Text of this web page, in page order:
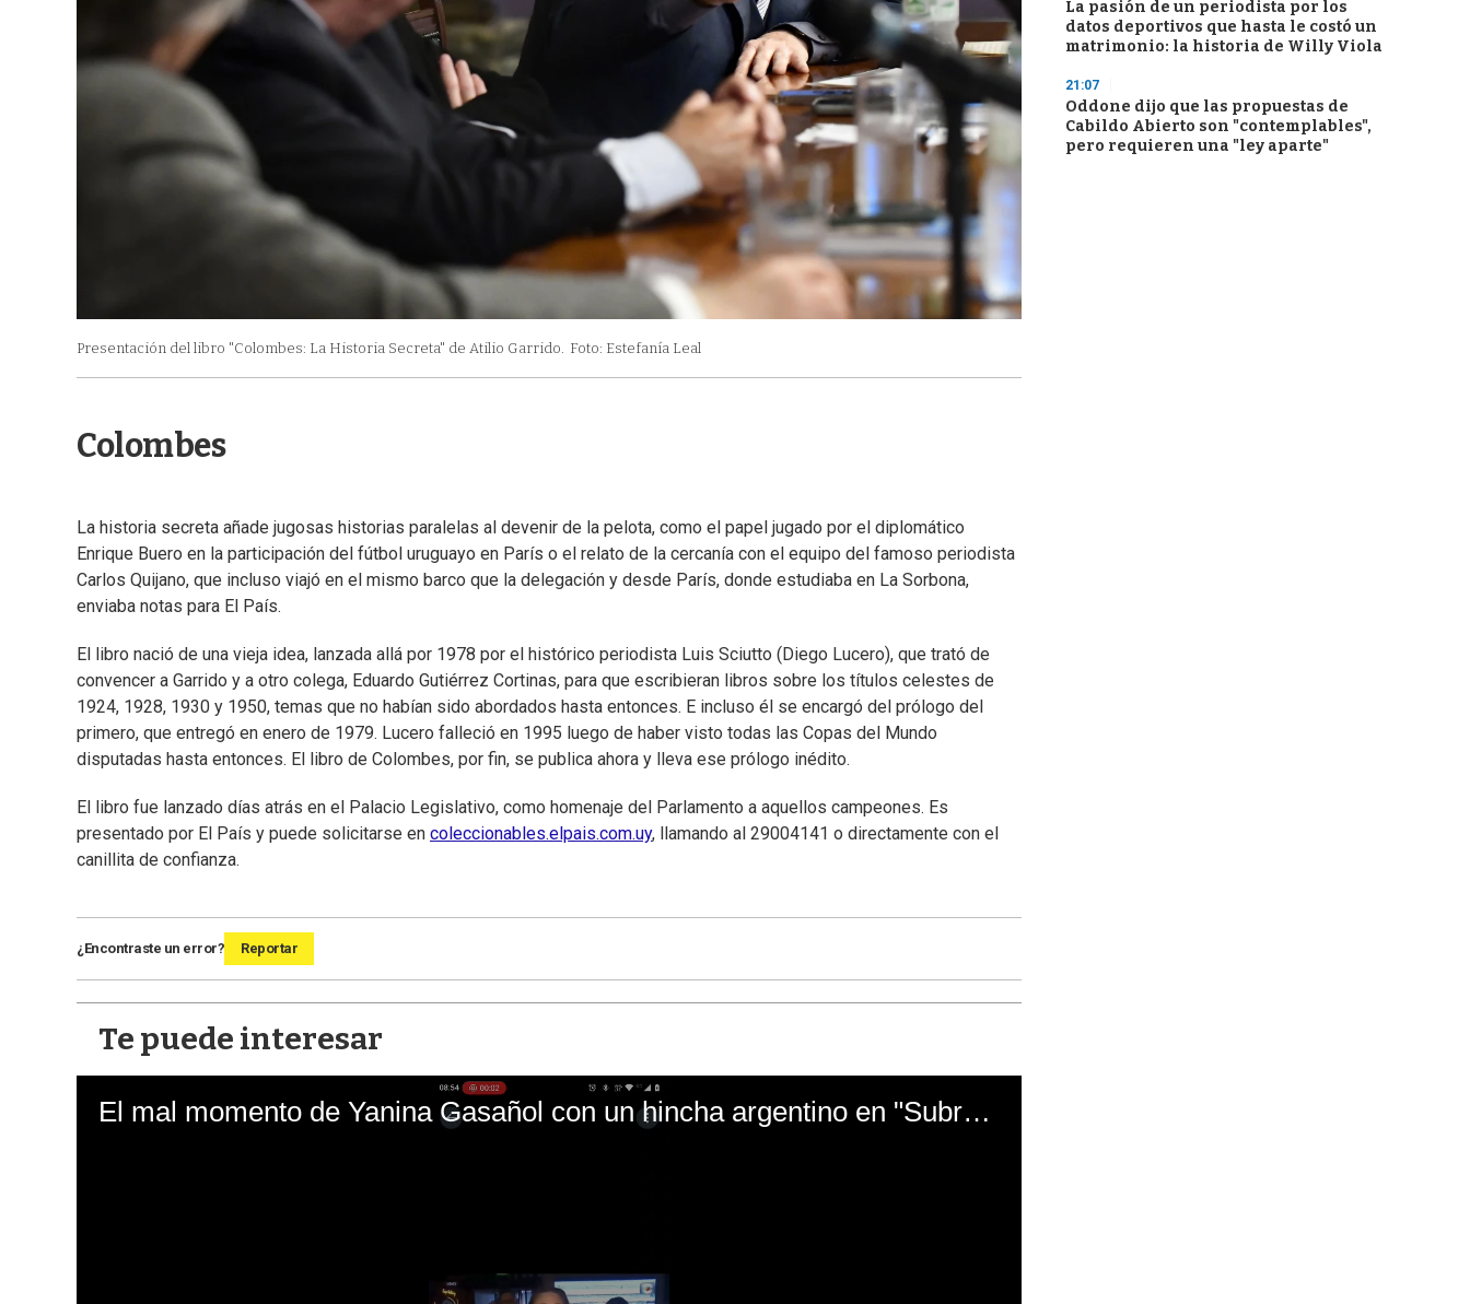
Presentación del libro "Colombes: La Historia Secreta" de Atilio Garrido. Foto: Estefanía Leal
Colombes
La historia secreta añade jugosas historias paralelas al devenir de la pelota, como el papel jugado por el diplomático
Enrique Buero en la participación del fútbol uruguayo en París o el relato de la cercanía con el equipo del famoso periodista
Carlos Quijano, que incluso viajó en el mismo barco que la delegación y desde París, donde estudiaba en La Sorbona,
enviaba notas para El País.
El libro nació de una vieja idea, lanzada allá por 1978 por el histórico periodista Luis Sciutto (Diego Lucero), que trató de
convencer a Garrido y a otro colega, Eduardo Gutiérrez Cortinas, para que escribieran libros sobre los títulos celestes de
1924, 1928, 1930 y 1950, temas que no habían sido abordados hasta entonces. E incluso él se encargó del prólogo del
primero, que entregó en enero de 1979. Lucero falleció en 1995 luego de haber visto todas las Copas del Mundo
disputadas hasta entonces. El libro de Colombes, por fin, se publica ahora y lleva ese prólogo inédito.
El libro fue lanzado días atrás en el Palacio Legislativo, como homenaje del Parlamento a aquellos campeones. Es
presentado por El País y puede solicitarse en coleccionables.elpais.com.uy, llamando al 29004141 o directamente con el
canillita de confianza.
¿Encontraste un error? Reportar
Te puede interesar
El mal momento de Yanina Gasañol con un hincha argentino en "Subrayado"
La pasión de un periodista por los
datos deportivos que hasta le costó un
matrimonio: la historia de Willy Viola
21:07
Oddone dijo que las propuestas de
Cabildo Abierto son "contemplables",
pero requieren una "ley aparte"